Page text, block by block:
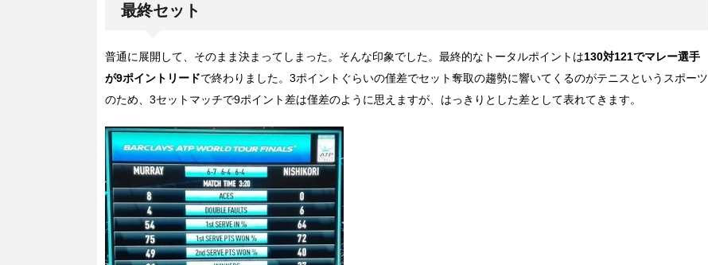
最終セット
普通に展開して、そのまま決まってしまった。そんな印象でした。最終的なトータルポイントは130対121でマレー選手
が9ポイントリードで終わりました。3ポイントぐらいの僅差でセット奪取の趨勢に響いてくるのがテニスというスポーツ
のため、3セットマッチで9ポイント差は僅差のように思えますが、はっきりとした差として表れてきます。